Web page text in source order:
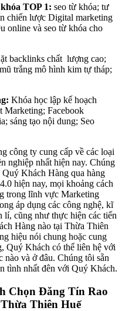
TOP 1: seo từ khóa; tư
chiến lược Digital marketing
online và seo từ khóa cho
backlinks chất lượng cao;
trắng mô hình kim tự tháp;
: Khóa học lập kế hoạch
Marketing; Facebook
sáng tạo nội dung; Seo
công ty cung cấp về các loại
nghiệp nhất hiện nay. Chúng
Khách Hàng qua hàng
hiện nay, mọi khoảng cách
trong lĩnh vực Marketing
áp dụng các công nghệ, kĩ
lí, cũng như thực hiện các tiến
Hàng nào tại Thừa Thiên
hiệu nói chung hoặc cung
Quý Khách có thể liên hệ với
nào và ở đâu. Chúng tôi sẵn
tình nhất đên với Quý Khách.
Chọn Đăng Tín Rao
Thiên Huế